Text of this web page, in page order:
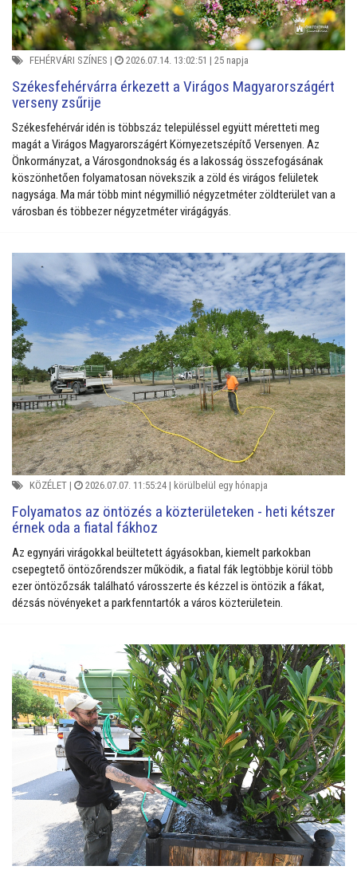
FEHÉRVÁRI SZÍNES | 2026.07.14. 13:02:51 | 25 napja
Székesfehérvárra érkezett a Virágos Magyarországért
verseny zsűrije
Székesfehérvár idén is többszáz településsel együtt méretteti meg
magát a Virágos Magyarországért Környezetszépítő Versenyen. Az
Önkormányzat, a Városgondnokság és a lakosság összefogásának
köszönhetően folyamatosan növekszik a zöld és virágos felületek
nagysága. Ma már több mint négymillió négyzetméter zöldterület van a
városban és többezer négyzetméter virágágyás.
KÖZÉLET | 2026.07.07. 11:55:24 | körülbelül egy hónapja
Folyamatos az öntözés a közterületeken - heti kétszer
érnek oda a fiatal fákhoz
Az egynyári virágokkal beültetett ágyásokban, kiemelt parkokban
csepegtető öntözőrendszer működik, a fiatal fák legtöbbje körül több
ezer öntözőzsák található városszerte és kézzel is öntözik a fákat,
dézsás növényeket a parkfenntartók a város közterületein.